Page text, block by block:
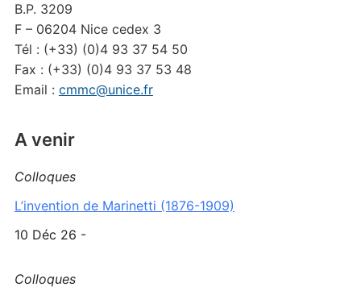
B.P. 3209
F – 06204 Nice cedex 3
Tél : (+33) (0)4 93 37 54 50
Fax : (+33) (0)4 93 37 53 48
Email : cmmc@unice.fr
A venir
Colloques
L’invention de Marinetti (1876-1909)
10 Déc 26 -
Colloques